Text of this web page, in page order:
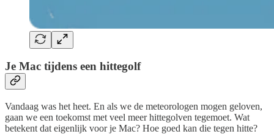
Je Mac tijdens een hittegolf
Vandaag was het heet. En als we de meteorologen mogen geloven,
gaan we een toekomst met veel meer hittegolven tegemoet. Wat
betekent dat eigenlijk voor je Mac? Hoe goed kan die tegen hitte?